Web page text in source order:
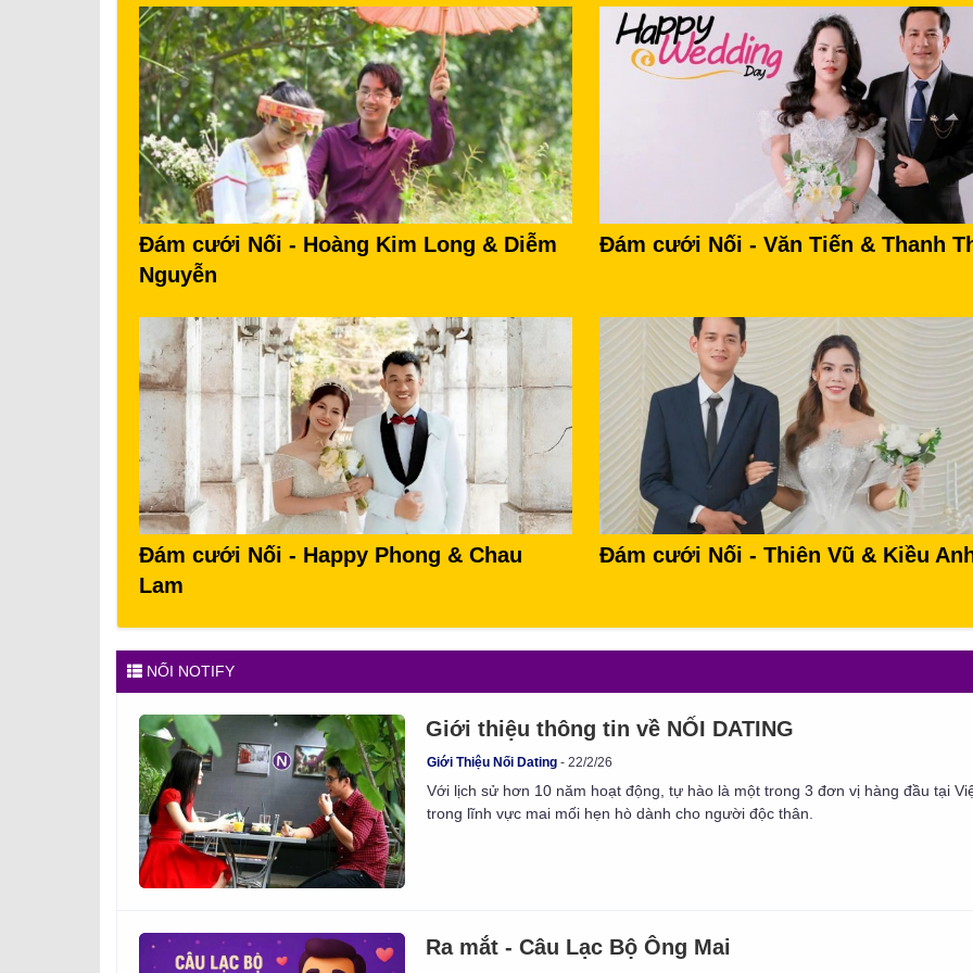
Đám cưới Nối - Hoàng Kim Long & Diễm
Nguyễn
Đám cưới Nối - Văn Tiến & Thanh
Đám cưới Nối - Happy Phong & Chau
Lam
Đám cưới Nối - Thiên Vũ & Kiều
NỐI NOTIFY
Giới thiệu thông tin về NỐI DATING
Giới Thiệu Nối Dating 22/2/26
Với lịch sử hơn 10 năm hoạt động, tự hào là một trong 3 đơn vị hàng đầu tại
trong lĩnh vực mai mối hẹn hò dành cho người độc thân.
Ra mắt - Câu Lạc Bộ Ông Mai